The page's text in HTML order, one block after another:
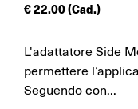
€22.00(Cad.)
L'adattatore Side
permettere
Seguendo con...